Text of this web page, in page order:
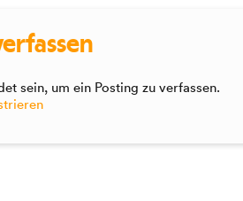
sein, um ein Posting zu verfassen.